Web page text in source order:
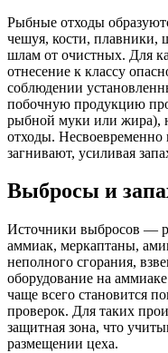
Рыбные отходы
чешуя, кости, плавники,
шлам от очистных. Для
отнесение к классу
соблюдении
побочную продукцию
рыбной муки или жира),
отходы.
загнивают, усиливая
Выбросы и
Источники выбросов —
аммиак, меркаптаны,
неполного сгорания,
оборудование на
чаще всего становится
проверок. Для таких
защитная зона, что
размещении цеха.